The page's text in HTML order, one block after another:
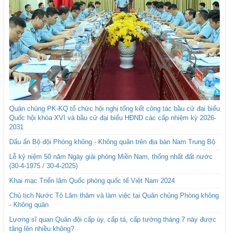
Quân chủng PK-KQ tổ chức hội nghị tổng kết công tác bầu cử đại biểu
Quốc hội khóa XVI và bầu cử đại biểu HĐND các cấp nhiệm kỳ 2026-
2031
Dấu ấn Bộ đội Phòng không - Không quân trên địa bàn Nam Trung Bộ
Lễ kỷ niệm 50 năm Ngày giải phóng Miền Nam, thống nhất đất nước
(30-4-1975 / 30-4-2025)
Khai mạc Triển lãm Quốc phòng quốc tế Việt Nam 2024
Chủ tịch Nước Tô Lâm thăm và làm việc tại Quân chủng Phòng không
- Không quân
Lương sĩ quan Quân đội cấp úy, cấp tá, cấp tướng tháng 7 này được
tăng lên nhiều không?